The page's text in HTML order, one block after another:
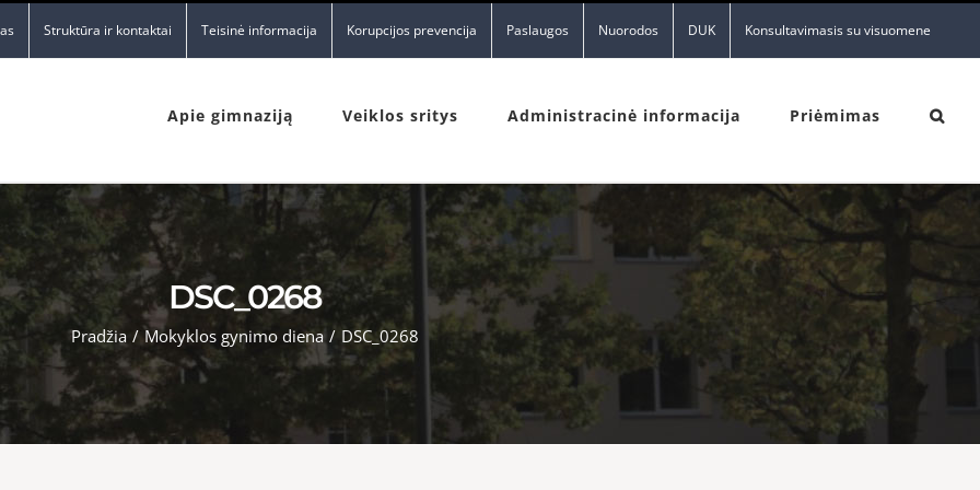
Struktūra ir kontaktai Teisinė informacija Korupcijos prevencija Paslaugos Nuorodos DUK Konsultavimasis su visuomene
Apie gimnaziją Veiklos sritys Administracinė informacija Priėmimas
DSC_0268
Pradžia / Mokyklos gynimo diena / DSC_0268